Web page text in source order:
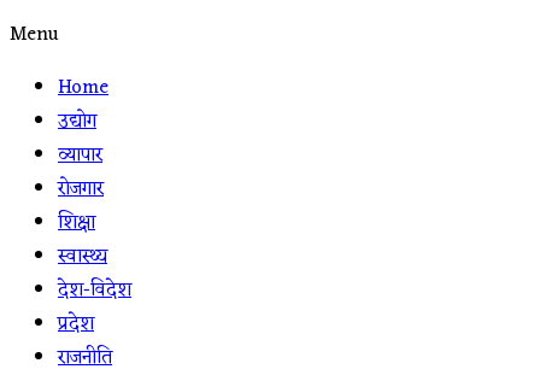
Menu
Home
उद्योग
व्यापार
रोजगार
शिक्षा
स्वास्थ्य
देश-विदेश
प्रदेश
राजनीति